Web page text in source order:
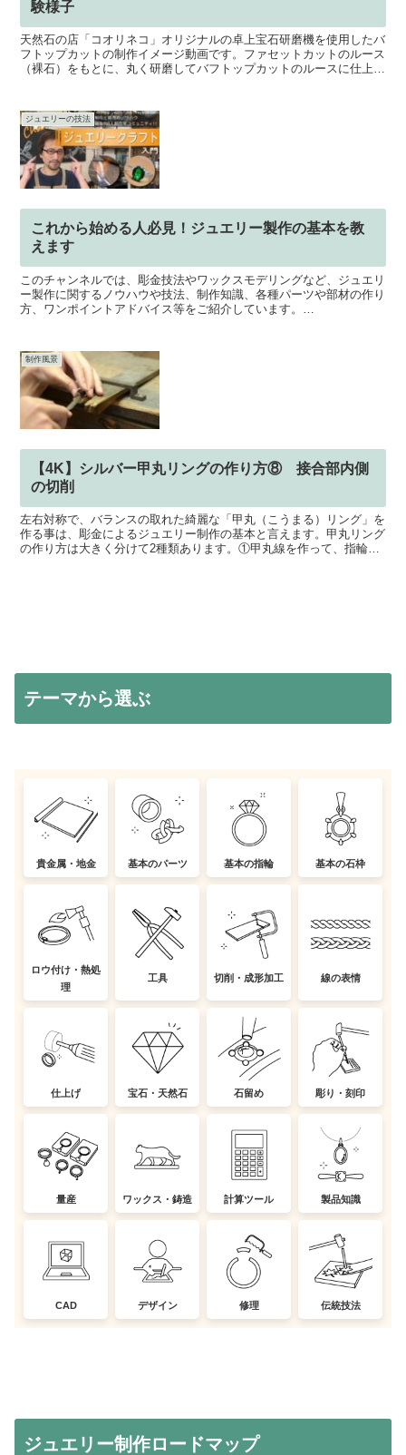
験様子
天然石の店「コオリネコ」オリジナルの卓上宝石研磨機を使用したバ
フトップカットの制作イメージ動画です。ファセットカットのルース
（裸石）をもとに、丸く研磨してバフトップカットのルースに仕上げ
ジュエリーの技法
これから始める人必見！ジュエリー製作の基本を教
えます
このチャンネルでは、彫金技法やワックスモデリングなど、ジュエリ
ー製作に関するノウハウや技法、制作知識、各種パーツや部材の作り
方、ワンポイントアドバイス等をご紹介しています。
制作風景
【4K】シルバー甲丸リングの作り方⑧ 接合部内側
の切削
左右対称で、バランスの取れた綺麗な「甲丸（こうまる）リング」を
作る事は、彫金によるジュエリー制作の基本と言えます。甲丸リング
の作り方は大きく分けて2種類あります。①甲丸線を作って、指輪を
テーマから選ぶ
貴金属・地金 基本のパーツ 基本の指輪 基本の石枠
ロウ付け・熱処
理
工具 切削・成形加工 線の表情
仕上げ 宝石・天然石 石留め 彫り・刻印
量産 ワックス・鋳造 計算ツール 製品知識
CAD デザイン 修理 伝統技法
ジュエリー制作ロードマップ